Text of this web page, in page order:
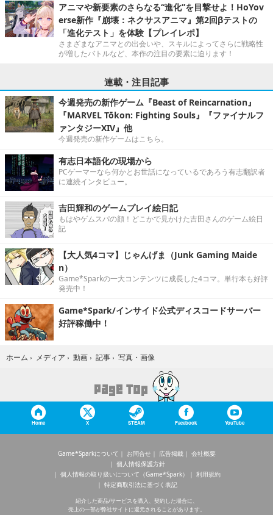
アニマや新要素のさらなる“進化”を目撃せよ！HoYov
erse新作『崩壊：ネクサスアニマ』第2回βテストの
「進化テスト」を体験【プレイレポ】
さまざまなアニマとの出会いや、スキルによってさらに戦略性
が増したバトルなど、本作の注目の要素に迫ります！
連載・注目記事
今週発売の新作ゲーム『Beast of Reincarnation』
『MARVEL Tōkon: Fighting Souls』『ファイナルフ
ァンタジーXIV』他
今週発売の新作ゲームはこちら。
有志日本語化の現場から
PCゲーマーなら何かとお世話になっているであろう有志翻訳者
に連続インタビュー。
吉田輝和のゲームプレイ絵日記
もはやゲムスパの顔！どこかで見かけた吉田さんのゲーム絵日
記
【大人気4コマ】じゃんげま（Junk Gaming Maide
n）
Game*Sparkの一大コンテンツに成長した4コマ。単行本も好評
発売中！
Game*Spark/インサイド公式ディスコードサーバー
好評稼働中！
ホーム › メディア › 動画 › 記事 › 写真・画像
Home X STEAM Facebook YouTube
Game*Sparkについて お問合せ 広告掲載
会社概要
個人情報保護方針
個人情報の取り扱いについて（Game*Spark）
利用規約
特定商取引法に基づく表記
紹介した商品/サービスを購入、契約した場合に、
売上の一部が弊社サイトに還元されることがあります。